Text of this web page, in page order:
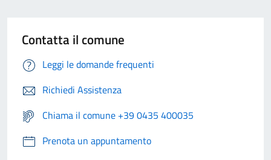
Contatta il comune
Leggi le domande frequenti
Richiedi Assistenza
Chiama il comune +39 0435 400035
Prenota un appuntamento